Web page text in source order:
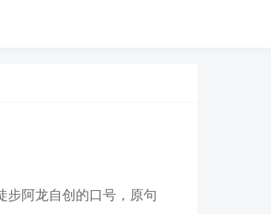
步阿龙自创的口号，原句